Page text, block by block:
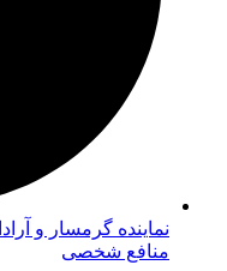
نماینده گرمسار و
منافع شخصی